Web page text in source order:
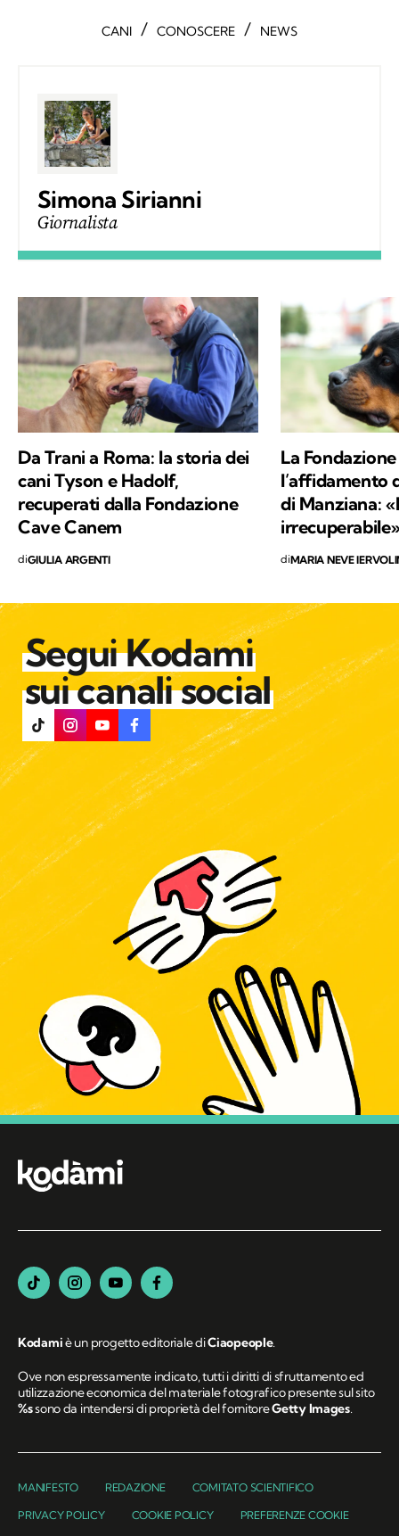
CANI / CONOSCERE / NEWS
Simona Sirianni
Giornalista
Da Trani a Roma: la storia dei
cani Tyson e Hadolf,
recuperati dalla Fondazione
Cave Canem
diGIULIA ARGENTI
La
l’affidamento
di Manziana:
diMARIA NEVE
Segui Kodami
sui canali social
Kodamiè un progetto editoriale diCiaopeople.
Ove non espressamente indicato, tutti i diritti di sfruttamento ed
utilizzazione economica del materiale fotografico presente sul sito
%ssono da intendersi di proprietà del fornitoreGetty Images.
MANIFESTO REDAZIONE COMITATO SCIENTIFICO
PRIVACY POLICY COOKIE POLICY PREFERENZE COOKIE